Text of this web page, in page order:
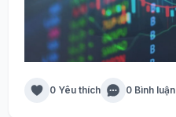
0 Yêu thích 0 Bình luận